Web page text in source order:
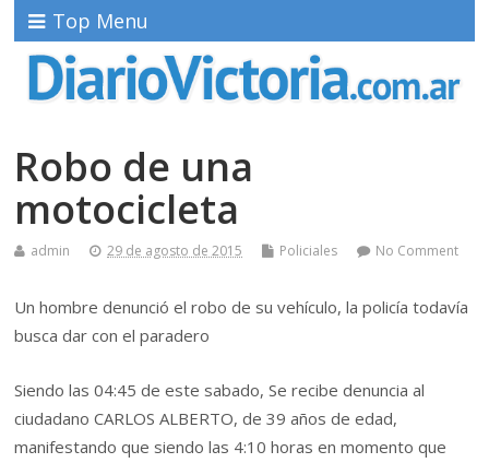
Top Menu
Robo de una
motocicleta
admin 29 de agosto de 2015 Policiales No Comment
Un hombre denunció el robo de su vehículo, la policía todavía
busca dar con el paradero
Siendo las 04:45 de este sabado, Se recibe denuncia al
ciudadano CARLOS ALBERTO, de 39 años de edad,
manifestando que siendo las 4:10 horas en momento que